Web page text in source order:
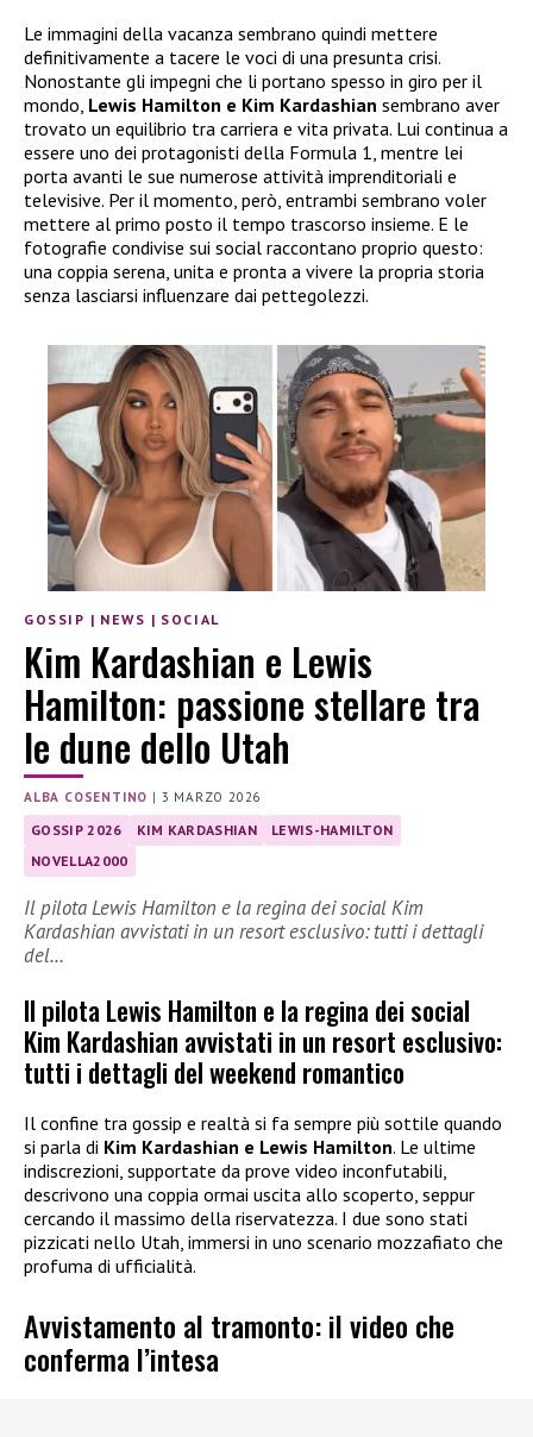
Le immagini della vacanza sembrano quindi mettere
definitivamente a tacere le voci di una presunta crisi.
Nonostante gli impegni che li portano spesso in giro per il
mondo, Lewis Hamilton e Kim Kardashian sembrano aver
trovato un equilibrio tra carriera e vita privata. Lui continua a
essere uno dei protagonisti della Formula 1, mentre lei
porta avanti le sue numerose attività imprenditoriali e
televisive. Per il momento, però, entrambi sembrano voler
mettere al primo posto il tempo trascorso insieme. E le
fotografie condivise sui social raccontano proprio questo:
una coppia serena, unita e pronta a vivere la propria storia
senza lasciarsi influenzare dai pettegolezzi.
GOSSIP | NEWS | SOCIAL
Kim Kardashian e Lewis
Hamilton: passione stellare tra
le dune dello Utah
ALBA COSENTINO | 3 MARZO 2026
GOSSIP 2026 KIM KARDASHIAN
LEWIS-HAMILTON
NOVELLA2000
Il pilota Lewis Hamilton e la regina dei social Kim
Kardashian avvistati in un resort esclusivo: tutti i dettagli
del…
Il pilota Lewis Hamilton e la regina dei social
Kim Kardashian avvistati in un resort esclusivo:
tutti i dettagli del weekend romantico
Il confine tra gossip e realtà si fa sempre più sottile quando
si parla di Kim Kardashian e Lewis Hamilton. Le ultime
indiscrezioni, supportate da prove video inconfutabili,
descrivono una coppia ormai uscita allo scoperto, seppur
cercando il massimo della riservatezza. I due sono stati
pizzicati nello Utah, immersi in uno scenario mozzafiato che
profuma di ufficialità.
Avvistamento al tramonto: il video che
conferma l’intesa